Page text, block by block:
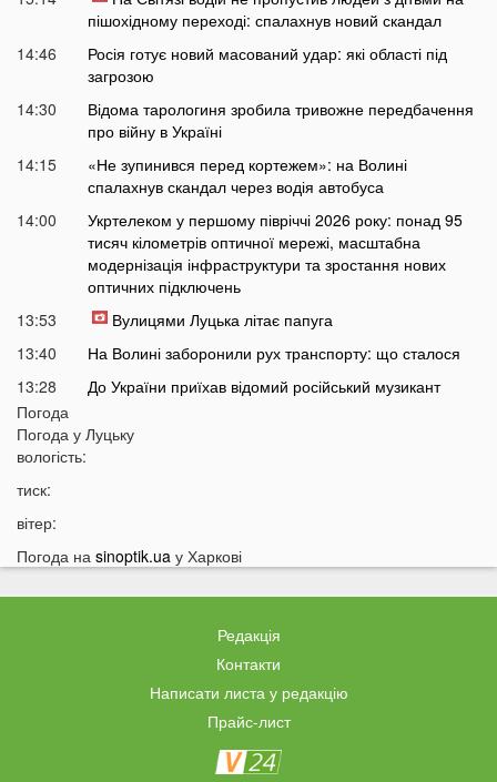
пішохідному переході: спалахнув новий скандал
14:46
Росія готує новий масований удар: які області під
загрозою
14:30
Відома тарологиня зробила тривожне передбачення
про війну в Україні
14:15
«Не зупинився перед кортежем»: на Волині
спалахнув скандал через водія автобуса
14:00
Укртелеком у першому півріччі 2026 року: понад 95
тисяч кілометрів оптичної мережі, масштабна
модернізація інфраструктури та зростання нових
оптичних підключень
13:53
Вулицями Луцька літає папуга
13:40
На Волині заборонили рух транспорту: що сталося
13:28
До України приїхав відомий російський музикант
13:14
мали б: що відбувається
12:26
серпні
У Луцьку чоловік вдарив сусіда дверима: за конфлікт
доведеться дорого заплатити
Відомий український хореограф поскаржився на
проблеми зі здоров'ям
У селах на Волині відключать газ: перелік населених
Погода
Погода у Луцьку
вологість:
тиск:
вітер:
Погода на sinoptik.ua у Харкові
Редакція
Контакти
Написати листа у редакцію
Прайс-лист